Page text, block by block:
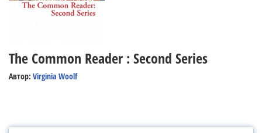
The Common Reader : Second Series
Автор: Virginia Woolf